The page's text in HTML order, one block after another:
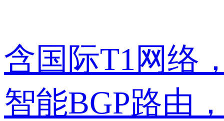
含国际T1网络
智能BGP路由